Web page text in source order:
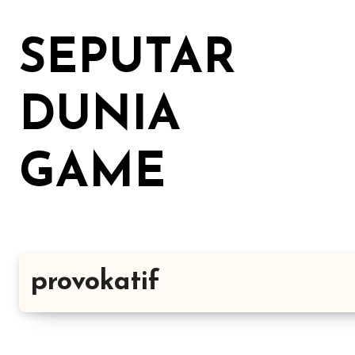
kontenSEPUTAR
DUNIA
GAME
provokatif